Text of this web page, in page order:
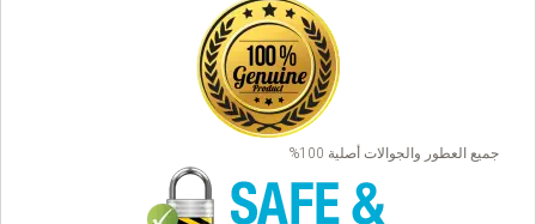
جميع العطور والجوالات أصلية 100%